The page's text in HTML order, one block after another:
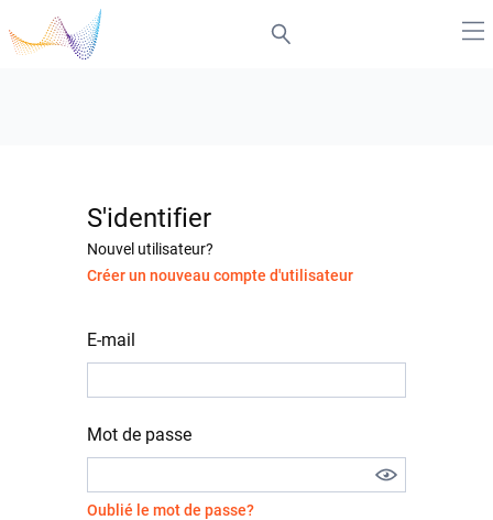
S'identifier
Nouvel utilisateur?
Créer un nouveau compte d'utilisateur
E-mail
Mot de passe
Oublié le mot de passe?